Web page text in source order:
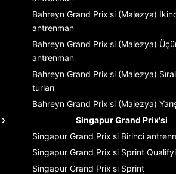
Bahreyn Grand Prix'si (Malezya)
antrenman
Bahreyn Grand Prix'si (Malezya)
antrenman
Bahreyn Grand Prix'si (Malezya)
turları
Bahreyn Grand Prix'si (Malezya)
Singapur Grand Prix'si
Singapur Grand Prix'si Birinci
Singapur Grand Prix'si Sprint
Singapur Grand Prix'si Sprint